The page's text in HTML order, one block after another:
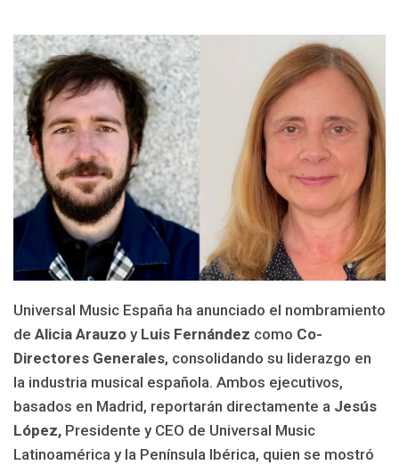
Universal Music España ha anunciado el nombramiento
de Alicia Arauzo yLuis Fernández como Co-
Directores Generales, consolidando su liderazgo en
la industria musical española. Ambos ejecutivos,
basados en Madrid, reportarán directamente a Jesús
López, Presidente y CEO de Universal Music
Latinoamérica y la Península Ibérica, quien se mostró